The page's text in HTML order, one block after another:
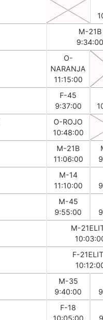
M-21B
9:34:00
O-
NARANJA
11:15:00
F-45
9:37:00
O-ROJO
10:48:00
M-21B
11:06:00
M-14
11:10:00
M-45
9:55:00
M-
F-
M-35
9:40:00
F-18